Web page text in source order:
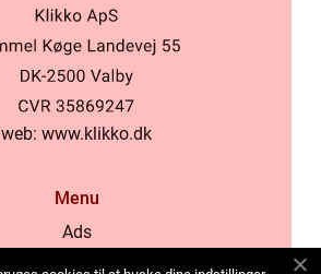
web: www.klikko.dk
Menu
Ads